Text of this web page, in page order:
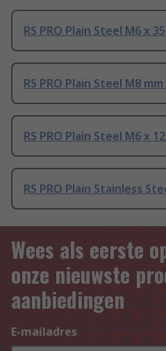
RS PRO Plain Steel M6 x
RS PRO Plain Steel M8
RS PRO Plain Steel M6 x
RS PRO Plain Stainless
Wees als eerste
onze nieuwste
aanbiedingen
E-mailadres